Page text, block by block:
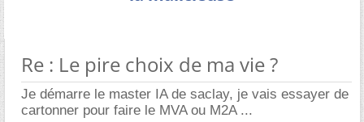
Re : Le pire choix de ma vie ?
Je démarre le master IA de saclay, je vais essayer de
cartonner pour faire le MVA ou M2A ...